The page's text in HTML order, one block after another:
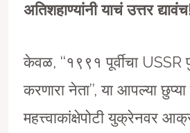
अतिशहाण्यांनी याचं उत्तर
केवळ, ‘‘१९९१ पूर्वीचा USSR
करणारा नेता’’, या आपल्या
महत्त्वाकांक्षेपोटी युक्रेनवर